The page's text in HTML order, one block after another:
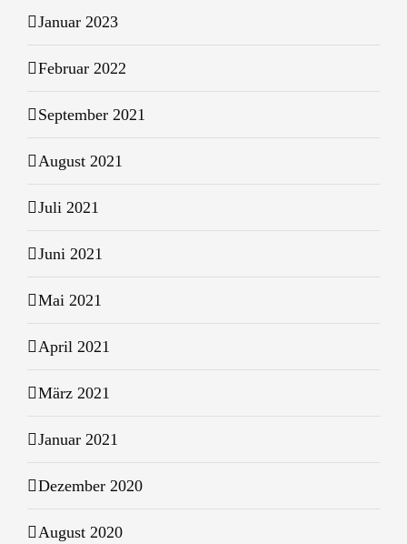
Januar 2023
Februar 2022
September 2021
August 2021
Juli 2021
Juni 2021
Mai 2021
April 2021
März 2021
Januar 2021
Dezember 2020
August 2020